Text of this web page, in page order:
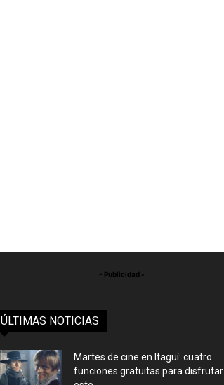
- Publicidad -
ÚLTIMAS NOTICIAS
Martes de cine en Itagüí: cuatro
funciones gratuitas para disfrutar